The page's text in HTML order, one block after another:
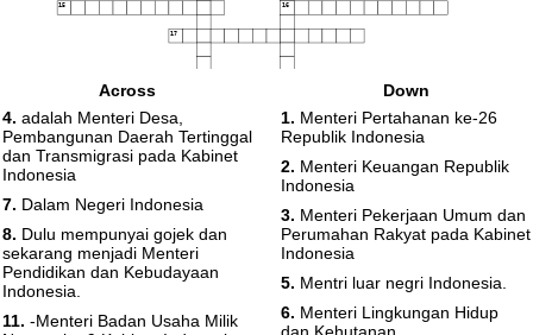
15 16
17
19
Across
4. adalah Menteri Desa,
Pembangunan Daerah Tertinggal
dan Transmigrasi pada Kabinet
Indonesia
7. Dalam Negeri Indonesia
8. Dulu mempunyai gojek dan
sekarang menjadi Menteri
Pendidikan dan Kebudayaan
Indonesia.
11. -Menteri Badan Usaha Milik
Down
1. Menteri Pertahanan ke-26
Republik Indonesia
2. Menteri Keuangan Republik
Indonesia
3. Menteri Pekerjaan Umum dan
Perumahan Rakyat pada Kabinet
Indonesia
5. Mentri luar negri Indonesia.
6. Menteri Lingkungan Hidup